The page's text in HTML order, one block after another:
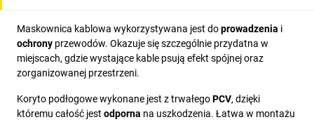
Maskownica kablowa wykorzystywana jest doprowadzenia i
ochrony przewodów. Okazuje się szczególnie przydatna w
miejscach, gdzie wystające kable psują efekt spójnej oraz
zorganizowanej przestrzeni.
Koryto podłogowe wykonane jest z trwałegoPCV, dzięki
któremu całość jest odporna na uszkodzenia. Łatwa w montażu